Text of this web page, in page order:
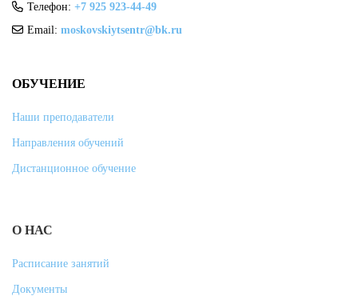
Телефон: +7 925 923-44-49
Email: moskovskiytsentr@bk.ru
ОБУЧЕНИЕ
Наши преподаватели
Направления обучений
Дистанционное обучение
О НАС
Расписание занятий
Документы